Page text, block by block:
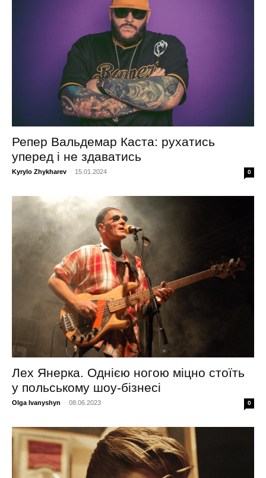
Репер Вальдемар Каста: рухатись
уперед і не здаватись
Kyrylo Zhykharev - 15.01.2024 0
Лех Янерка. Однією ногою міцно стоїть
у польському шоу-бізнесі
Olga Ivanyshyn - 08.06.2023 0